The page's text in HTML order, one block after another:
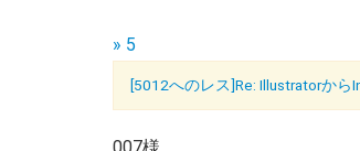
» 5
[5012へのレス]Re: Illustratorから